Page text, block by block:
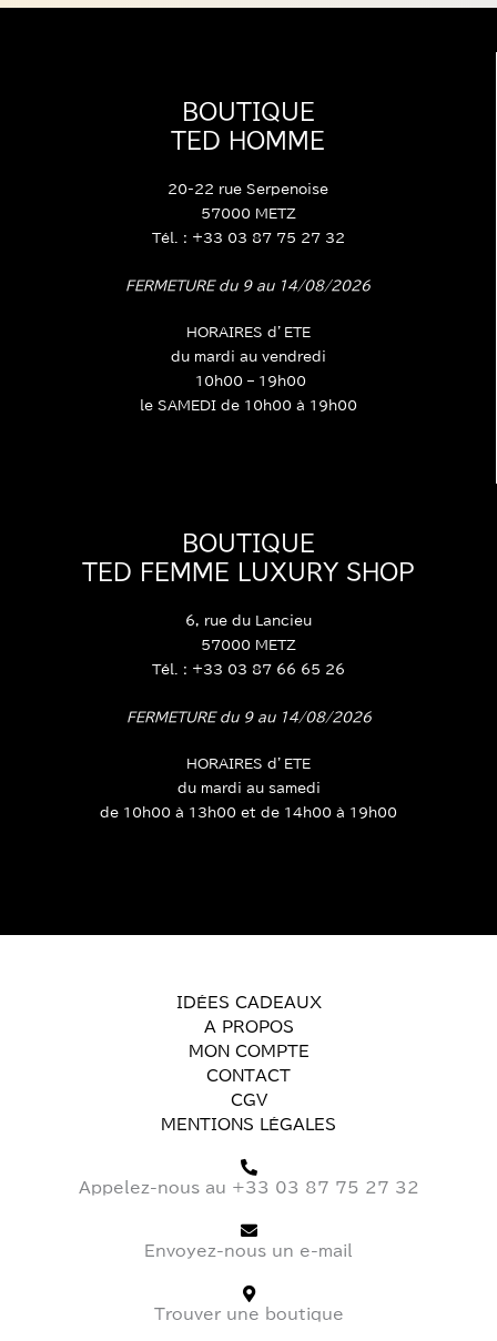
BOUTIQUE
TED HOMME
20-22 rue Serpenoise
57000 METZ
Tél. : +33 03 87 75 27 32
FERMETURE du 9 au 14/08/2026
HORAIRES d’ETE
du mardi au vendredi
10h00 – 19h00
le SAMEDI de 10h00 à 19h00
BOUTIQUE
TED FEMME LUXURY SHOP
6, rue du Lancieu
57000 METZ
Tél. : +33 03 87 66 65 26
FERMETURE du 9 au 14/08/2026
HORAIRES d’ETE
du mardi au samedi
de 10h00 à 13h00 et de 14h00 à 19h00
IDÉES CADEAUX
A PROPOS
MON COMPTE
CONTACT
CGV
MENTIONS LÉGALES
Appelez-nous au +33 03 87 75 27 32
Envoyez-nous un e-mail
Trouver une boutique